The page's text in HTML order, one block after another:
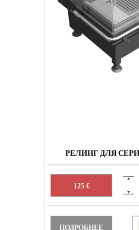
РЕЛИНГ ДЛЯ
125 €
ПОДРОБНЕЕ